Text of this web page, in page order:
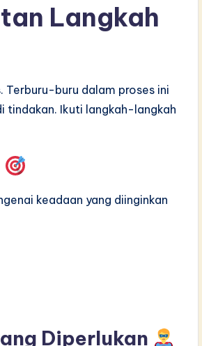
Langkah
buru dalam proses ini
tindakan. Ikuti langkah-langkah
keadaan yang diinginkan
Diperlukan